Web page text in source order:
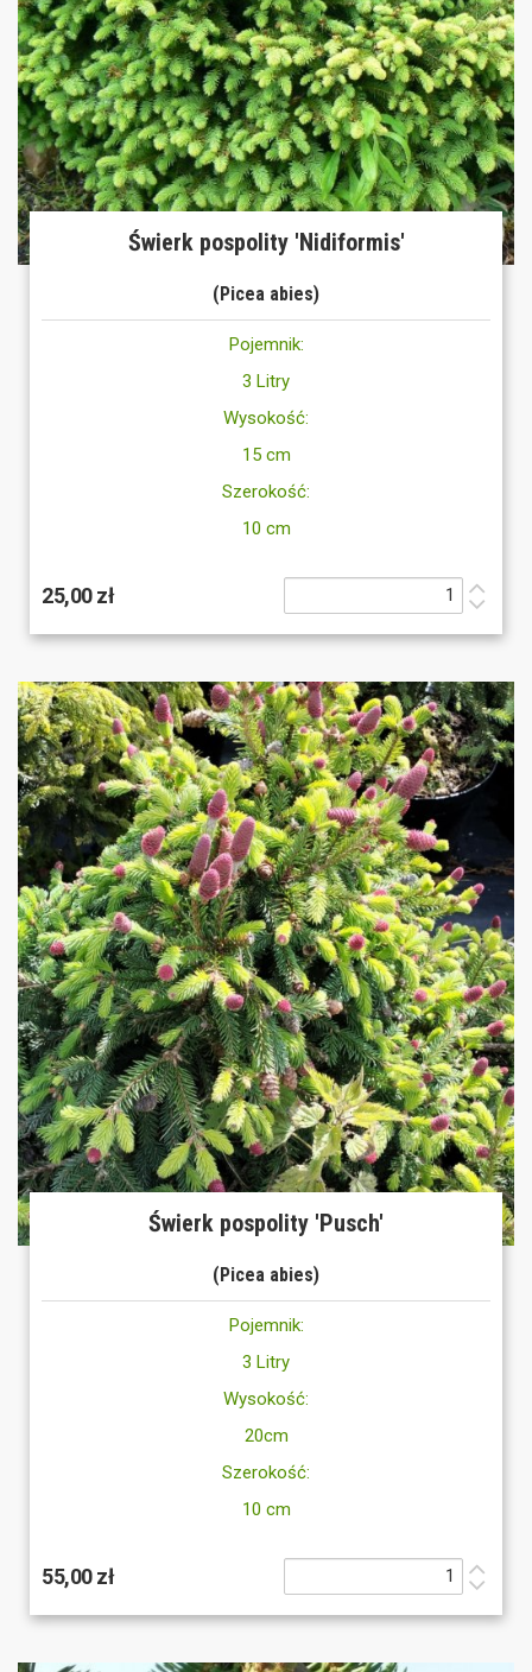
Świerk pospolity 'Nidiformis'
(Picea abies)
Pojemnik:
3 Litry
Wysokość:
15 cm
Szerokość:
10 cm
25,00 zł
Świerk pospolity 'Pusch'
(Picea abies)
Pojemnik:
3 Litry
Wysokość:
20cm
Szerokość:
10 cm
55,00 zł